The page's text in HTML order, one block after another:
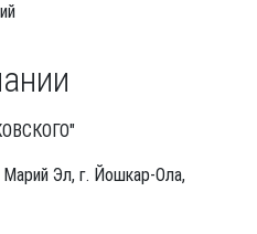
Эл, г. Йошкар-Ола,